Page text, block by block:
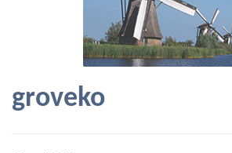
groveko